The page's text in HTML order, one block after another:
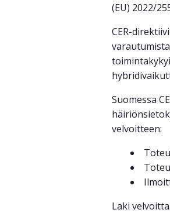
(EU) 2022/
CER-
Suomessa
velvoitteen:
Laki